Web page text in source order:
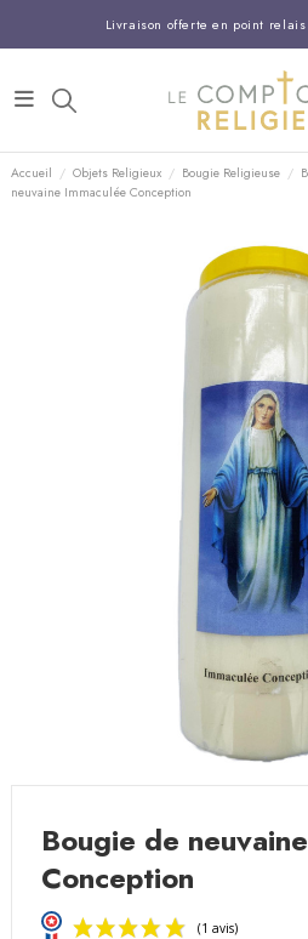
Livraison offerte en point
Entreprise Française familiale
Support client disponible au
Commandez avant 14H,
Accueil Objets Religieux Bougie Religieuse
neuvaine Immaculée Conception
Bougie de
Conception